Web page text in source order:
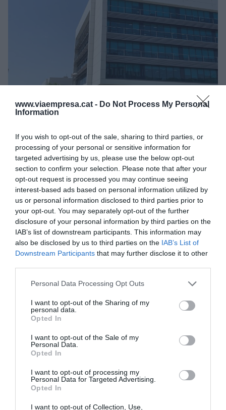
www.viaempresa.cat - Do Not Process My Personal
Information
If you wish to opt-out of the sale, sharing to third parties, or
processing of your personal or sensitive information for
targeted advertising by us, please use the below opt-out
section to confirm your selection. Please note that after your
opt-out request is processed you may continue seeing
interest-based ads based on personal information utilized by
us or personal information disclosed to third parties prior to
your opt-out. You may separately opt-out of the further
disclosure of your personal information by third parties on the
IAB’s list of downstream participants. This information may
also be disclosed by us to third parties on the IAB’s List of
Downstream Participants that may further disclose it to other
Personal Data Processing Opt Outs
I want to opt-out of the Sharing of my
personal data.
Opted In
I want to opt-out of the Sale of my
Personal Data.
Opted In
I want to opt-out of processing my
Personal Data for Targeted Advertising.
Opted In
I want to opt-out of Collection, Use,
Exterior d'una oficina de Fluidra | ACN
Així i tot, el llistat de
sí que compta
concretament a la localitat vallesana de Sant
Cugat del Vallès:Fluidra. Després d’avaluar més
de 5.000 empreses, considerant 20 indicadors
“clau”, com ara els compromisos de sostenibilitat o
la qualitat i transparència dels informes ESG, la
multinacional dedicada al sector de la piscina i el
wellnesss’ha guanyat la 357a posició amb una
puntuació de 58,02, curiosament per sota de
MediasetEspaña(353a posició) i per sobre de
l'anteriorment mencionat Banc Sabadell.
Què fa Fluidra pel
planeta?
I és que no és casualitat que la companyia
vallesana tregui el cap entre les empreses més
global d'HSE (Health, Safety and Environment
que descriu el compromís d’utilitzar recursos
naturals de manera responsable i minimitzar